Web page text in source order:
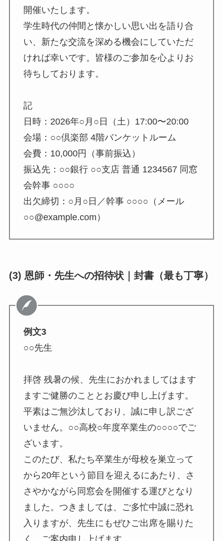
開催いたします。
学生時代の仲間と懐かしい思い出を語り合
い、新たな交流を深める機会にしていただ
ければ幸いです。皆様のご参加を心よりお
待ちしております。
記
日時：2026年○月○日（土）17:00〜20:00
会場：○○倶楽部 4階バンケットルーム
会費：10,000円（事前振込）
振込先：○○銀行 ○○支店 普通 1234567 同窓
会幹事 ○○○○
出欠締切：○月○日／幹事 ○○○○（メール
○○@example.com）
(3) 恩師・先生への招待状｜封書（最も丁寧）
例文3
○○先生
拝啓 残暑の候、先生におかれましてはます
ますご健勝のこととお慶び申し上げます。
平素はご無沙汰しており、誠に申し訳ござ
いません。○○高校○年度卒業生の○○○○でご
ざいます。
このたび、私たち卒業生が母校を巣立って
から20年という節目を迎えるにあたり、さ
さやかながら同窓会を開催する運びとなり
ました。つきましては、ご多忙中誠に恐れ
入りますが、先生にもぜひご出席を賜りた
く、ご案内申し上げます。